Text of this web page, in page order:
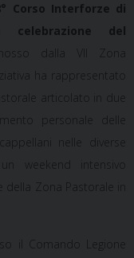
Corso Interforze di
celebrazione del
dalla VII Zona
ha rappresentato
articolato in due
personale delle
nelle diverse
weekend
intensivo
Zona Pastorale in
il
Comando Legione